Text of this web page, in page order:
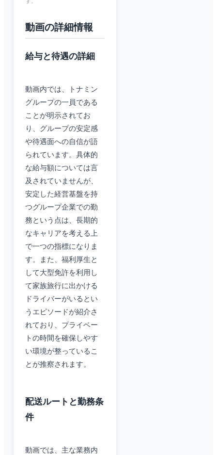
動画の詳細情報
給与と待遇の詳細
動画内では、トナミン
グループの一員である
ことが明示されてお
り、グループの安定感
や待遇面への自信が語
られています。具体的
な給与額については言
及されていませんが、
安定した経営基盤を持
つグループ企業での勤
務という点は、長期的
なキャリアを考える上
で一つの指標になりま
す。また、福利厚生と
して大型免許を利用し
て家族旅行に出かける
ドライバーがいるとい
うエピソードが紹介さ
れており、プライベー
トの時間を確保しやす
い環境が整っているこ
とが推察されます。
配送ルートと勤務条
件
動画では、主な業務内